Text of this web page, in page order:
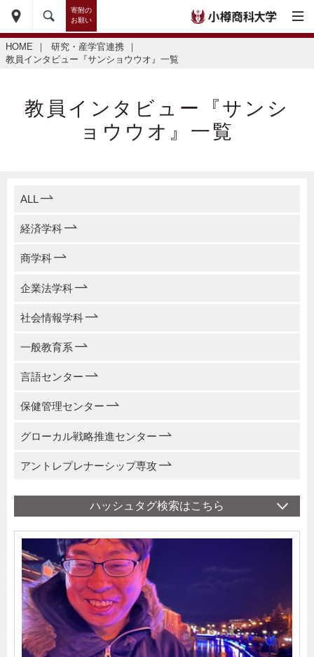
寄附の
お願い
HOME ｜ 研究・産学官連携
｜
教員インタビュー『サンショウウオ』一覧
教員インタビュー『サンシ
ョウウオ』一覧
ALL
経済学科
商学科
企業法学科
社会情報学科
一般教育系
言語センター
保健管理センター
グローカル戦略推進センター
アントレプレナーシップ専攻